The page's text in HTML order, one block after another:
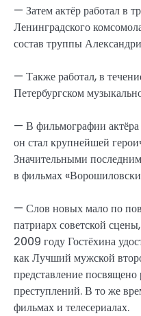
— Затем актёр работал в
Ленинградского
состав труппы
— Также работал, в
Петербургском
— В фильмографии
он стал крупнейшей
Значительными
в фильмах
— Слов новых мало по
патриарх советской
2009 году Гостёхина
как Лучший мужской
представление
преступлений. В то же
фильмах и телесериалах.